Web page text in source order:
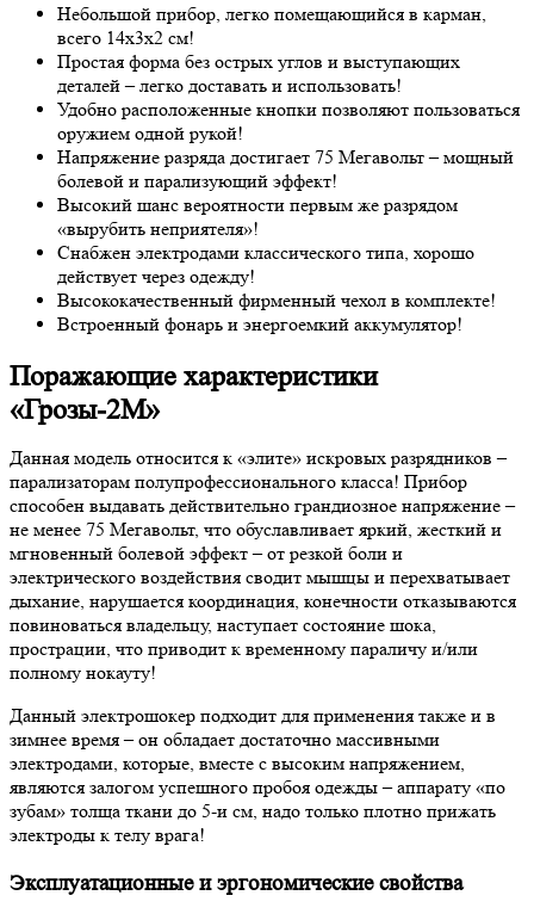
Небольшой прибор, легко помещающийся в карман,
всего 14х3х2 см!
Простая форма без острых углов и выступающих
деталей – легко доставать и использовать!
Удобно расположенные кнопки позволяют пользоваться
оружием одной рукой!
Напряжение разряда достигает 75 Мегавольт – мощный
болевой и парализующий эффект!
Высокий шанс вероятности первым же разрядом
«вырубить неприятеля»!
Снабжен электродами классического типа, хорошо
действует через одежду!
Высококачественный фирменный чехол в комплекте!
Встроенный фонарь и энергоемкий аккумулятор!
Поражающие характеристики
«Грозы-2М»
Данная модель относится к «элите» искровых разрядников –
парализаторам полупрофессионального класса! Прибор
способен выдавать действительно грандиозное напряжение –
не менее 75 Мегавольт, что обуславливает яркий, жесткий и
мгновенный болевой эффект – от резкой боли и
электрического воздействия сводит мышцы и перехватывает
дыхание, нарушается координация, конечности отказываются
повиноваться владельцу, наступает состояние шока,
прострации, что приводит к временному параличу и/или
полному нокауту!
Данный электрошокер подходит для применения также и в
зимнее время – он обладает достаточно массивными
электродами, которые, вместе с высоким напряжением,
являются залогом успешного пробоя одежды – аппарату «по
зубам» толща ткани до 5-и см, надо только плотно прижать
электроды к телу врага!
Эксплуатационные и эргономические свойства